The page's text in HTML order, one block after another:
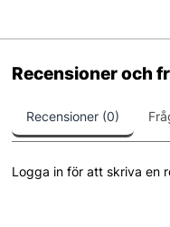
Recensioner och
Recensioner (0)
Logga in för att skriva en